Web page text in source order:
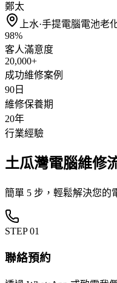
鄭太
上水·手提電腦電池老
98%
客人滿意度
20,000+
成功維修案例
90日
維修保養期
20年
行業經驗
土瓜灣電腦維修
簡單 5 步，輕鬆解決您的
STEP01
聯絡預約